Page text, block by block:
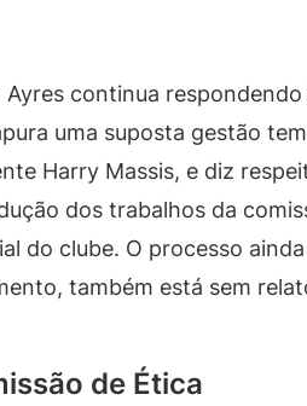
Ayres continua
uma suposta gestão
Harry Massis, e diz
dos trabalhos da
do clube. O processo
também está sem
de Ética